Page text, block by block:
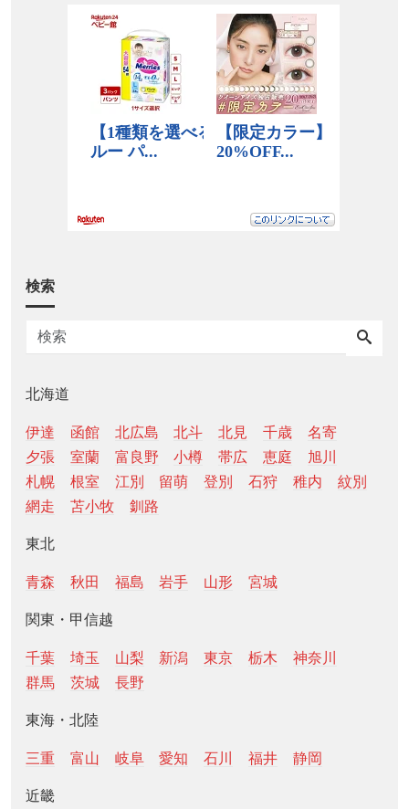
検索
北海道
伊達 函館 北広島 北斗 北見 千歳
名寄
夕張
室蘭 富良野 小樽 帯広 恵庭
旭川
札幌
根室 江別 留萌 登別 石狩 稚内
紋別
網走
苫小牧 釧路
東北
青森 秋田 福島 岩手 山形 宮城
関東・甲信越
千葉 埼玉 山梨 新潟 東京 栃木
神奈川
群馬
茨城 長野
東海・北陸
三重 富山 岐阜 愛知 石川 福井 静岡
近畿